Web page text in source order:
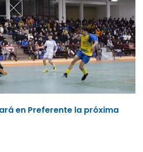
en Preferente la próxima